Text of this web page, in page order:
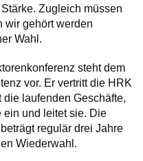
Zugleich müssen
wir gehört werden
Wahl.
steht dem
vor. Er vertritt die HRK
laufenden Geschäfte,
ein und leitet sie. Die
regulär drei Jahre
Wiederwahl.